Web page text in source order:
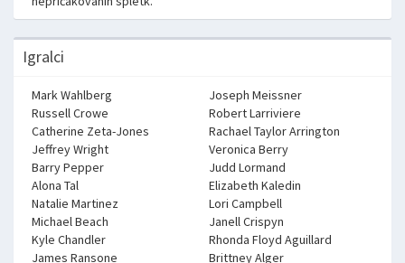
Igralci
Mark Wahlberg
Russell Crowe
Catherine Zeta-Jones
Jeffrey Wright
Barry Pepper
Alona Tal
Natalie Martinez
Michael Beach
Kyle Chandler
James Ransone
Joseph Meissner
Robert Larriviere
Rachael Taylor Arrington
Veronica Berry
Judd Lormand
Elizabeth Kaledin
Lori Campbell
Janell Crispyn
Rhonda Floyd Aguillard
Brittney Alger